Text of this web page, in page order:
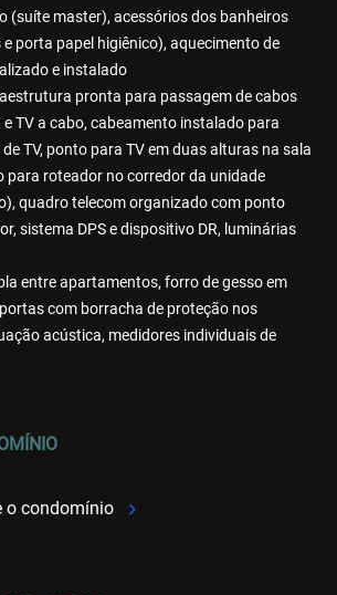
(suíte master), acessórios dos banheiros
porta papel higiênico), aquecimento de
e instalado
pronta para passagem de cabos
TV a cabo, cabeamento instalado para
TV, ponto para TV em duas alturas na sala
para roteador no corredor da unidade
quadro telecom organizado com ponto
sistema DPS e dispositivo DR, luminárias
entre apartamentos, forro de gesso em
com borracha de proteção nos
acústica, medidores individuais de
o condomínio